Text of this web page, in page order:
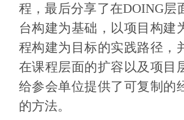
程，最后分享了在DOING层
台构建为基础，以项目构建
程构建为目标的实践路径，
在课程层面的扩容以及项目
给参会单位提供了可复制的
的方法。